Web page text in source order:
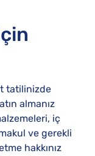
tatilinizde
almanız
iç
ve gerekli
hakkınız